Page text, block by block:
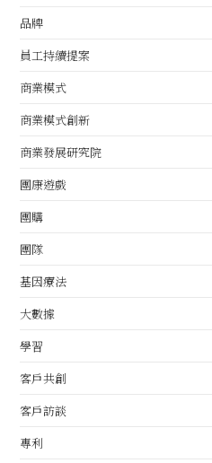
品牌
員工持續提案
商業模式
商業模式創新
商業發展研究院
團康遊戲
團購
團隊
基因療法
大數據
學習
客戶共創
客戶訪談
專利